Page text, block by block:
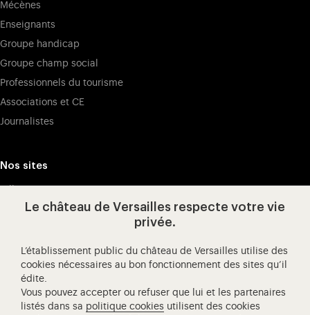
Mécènes
Enseignants
Groupe handicap
Groupe champ social
Professionnels du tourisme
Associations et CE
Journalistes
Nos sites
Billetterie Professionnels
Collections
Boutique en ligne
Versailles 3D
Les carnets de Versailles
Le château de Versailles respecte votre vie
privée.
L’établissement public du château de Versailles utilise des
cookies nécessaires au bon fonctionnement des sites qu’il
édite.
Vous pouvez accepter ou refuser que lui et les partenaires
listés dans sa politique cookies utilisent des cookies